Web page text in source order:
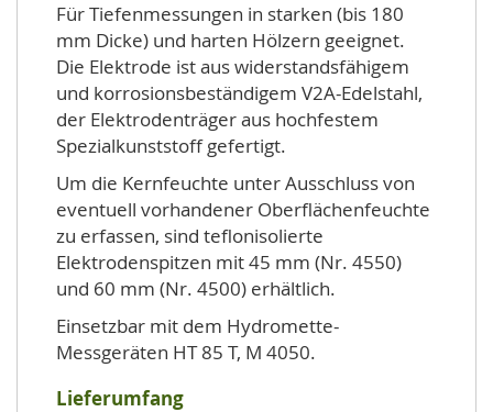
Für Tiefenmessungen in starken (bis 180
mm Dicke) und harten Hölzern geeignet.
Die Elektrode ist aus widerstandsfähigem
und korrosionsbeständigem V2A-Edelstahl,
der Elektrodenträger aus hochfestem
Spezialkunststoff gefertigt.
Um die Kernfeuchte unter Ausschluss von
eventuell vorhandener Oberflächenfeuchte
zu erfassen, sind teflonisolierte
Elektrodenspitzen mit 45 mm (Nr. 4550)
und 60 mm (Nr. 4500) erhältlich.
Einsetzbar mit dem Hydromette-
Messgeräten HT 85 T, M 4050.
Lieferumfang